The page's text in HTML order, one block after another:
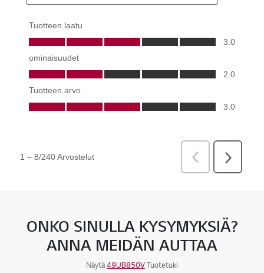
ONKO SINULLA KYSYMYKSIÄ?
ANNA MEIDÄN AUTTAA
Näytä49UB850VTuotetuki
Online Chat